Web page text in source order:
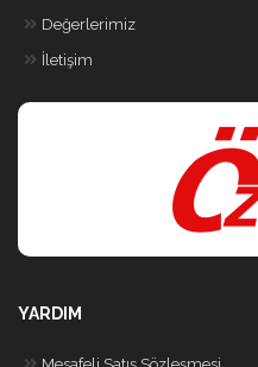
Değerlerimiz
İletişim
YARDIM